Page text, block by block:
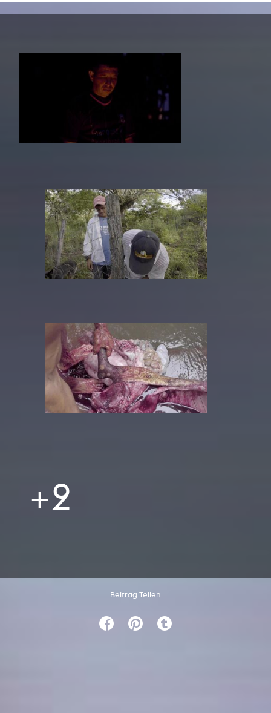
+2
Beitrag Teilen